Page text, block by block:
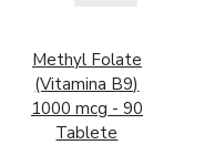
Methyl Folate
(Vitamina B9)
1000 mcg - 90
Tablete